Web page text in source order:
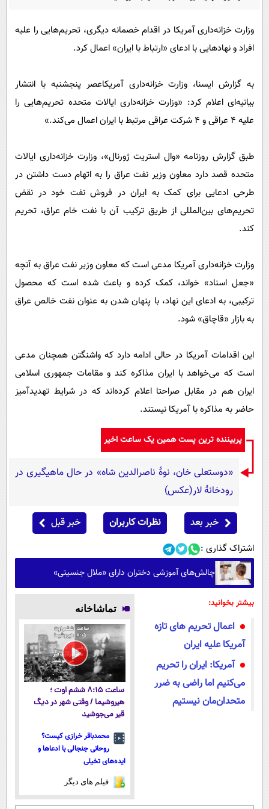
فناوری
گوناگون
سلامت
بین الملل
حیات وحش
پیامک
روانشناسی
آشپزی
وزارت خزانه‌داری آمریکا در اقدام خصمانه‌ دیگری، تحریم‌هایی را علیه
افراد و نهادهایی با ادعای «ارتباط با ایران» اعمال کرد.
به گزارش ایسنا، وزارت خزانه‌داری آمریکاعصر پنجشنبه با انتشار
بیانیه‌ای اعلام کرد: «وزارت خزانه‌داری ایالات متحده تحریم‌هایی را
علیه ۴ عراقی و ۴ شرکت عراقی مرتبط با ایران اعمال می‌کند.»
طبق گزارش روزنامه «وال استریت ژورنال»، وزارت خزانه‌داری ایالات
متحده قصد دارد معاون وزیر نفت عراق را به اتهام دست داشتن در
طرحی ادعایی برای کمک به ایران در فروش نفت خود در نقض
تحریم‌های بین‌المللی از طریق ترکیب آن با نفت خام عراق، تحریم
کند.
وزارت خزانه‌داری آمریکا مدعی است که معاون وزیر نفت عراق به آنچه
«جعل اسناد» خواند، کمک کرده و باعث شده است که محصول
ترکیبی، به ادعای این نهاد، با پنهان شدن به عنوان نفت خالص عراق
به بازار «قاچاق» شود.
این اقدامات آمریکا در حالی ادامه دارد که واشنگتن همچنان مدعی
است که می‌خواهد با ایران مذاکره کند و مقامات جمهوری اسلامی
ایران هم در مقابل صراحتا اعلام کرده‌اند که در شرایط تهدیدآمیز
حاضر به مذاکره با آمریکا نیستند.
پربیننده ترین پست همین یک ساعت اخیر
«دوستعلی خان، نوۀ ناصرالدین شاه» در حال ماهیگیری در
رودخانۀ لار(عکس)
خبر بعد نظرات کاربران خبر قبل
اشتراک گذاری :
چالش‌های آموزشی دختران دارای «ملال جنسیتی»
بیشتر بخوانید:
اعمال تحریم های تازه
آمریکا علیه ایران
آمریکا: ایران را تحریم
می‌کنیم اما راضی به ضرر
متحدان‌مان نیستیم
تماشاخانه
ساعت ۸:۱۵ ششم اوت ؛
هیروشیما / وقتی شهر در دیگ
قیر می‌جوشید
محمدباقر خرازی کیست؟
روحانی جنجالی با ادعاها و
ایده‌های تخیلی
فیلم های دیگر